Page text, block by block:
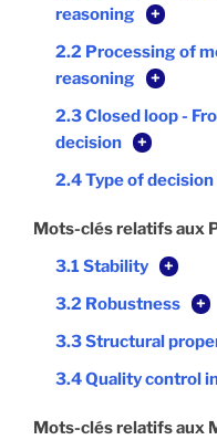
reasoning
+
2.2 Processing of
reasoning
+
2.3 Closed loop -
decision
+
2.4 Type of
Mots-clés relatifs aux
3.1 Stability
+
3.2 Robustness
+
3.3 Structural
3.4 Quality control
Mots-clés relatifs aux